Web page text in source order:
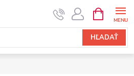
HĽADAŤ
KOŠÍK